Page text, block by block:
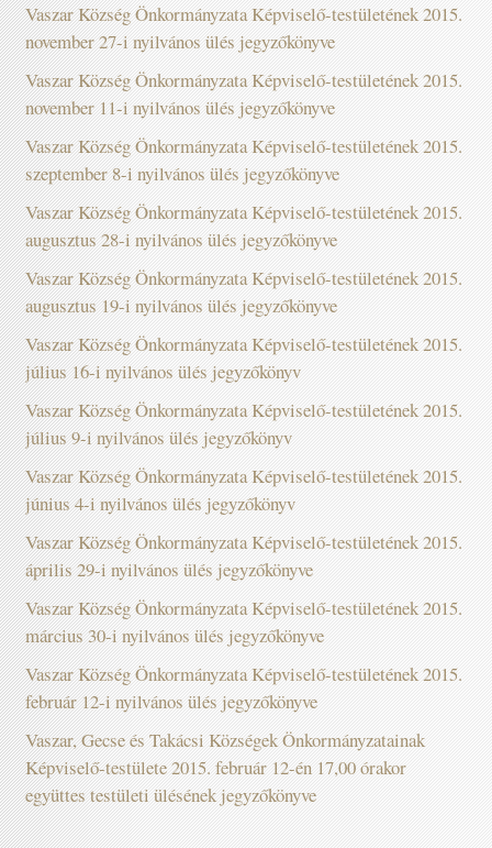
Vaszar Község Önkormányzata Képviselő-testületének 2015.
november 27-i nyilvános ülés jegyzőkönyve
Vaszar Község Önkormányzata Képviselő-testületének 2015.
november 11-i nyilvános ülés jegyzőkönyve
Vaszar Község Önkormányzata Képviselő-testületének 2015.
szeptember 8-i nyilvános ülés jegyzőkönyve
Vaszar Község Önkormányzata Képviselő-testületének 2015.
augusztus 28-i nyilvános ülés jegyzőkönyve
Vaszar Község Önkormányzata Képviselő-testületének 2015.
augusztus 19-i nyilvános ülés jegyzőkönyve
Vaszar Község Önkormányzata Képviselő-testületének 2015.
július 16-i nyilvános ülés jegyzőkönyv
Vaszar Község Önkormányzata Képviselő-testületének 2015.
július 9-i nyilvános ülés jegyzőkönyv
Vaszar Község Önkormányzata Képviselő-testületének 2015.
június 4-i nyilvános ülés jegyzőkönyv
Vaszar Község Önkormányzata Képviselő-testületének 2015.
április 29-i nyilvános ülés jegyzőkönyve
Vaszar Község Önkormányzata Képviselő-testületének 2015.
március 30-i nyilvános ülés jegyzőkönyve
Vaszar Község Önkormányzata Képviselő-testületének 2015.
február 12-i nyilvános ülés jegyzőkönyve
Vaszar, Gecse és Takácsi Községek Önkormányzatainak
Képviselő-testülete 2015. február 12-én 17,00 órakor
együttes testületi ülésének jegyzőkönyve